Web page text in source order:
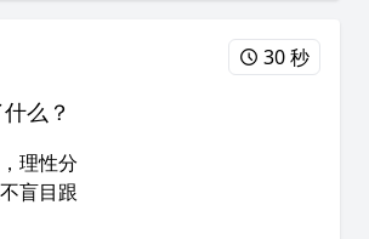
30 秒
么？
理性分
盲目跟